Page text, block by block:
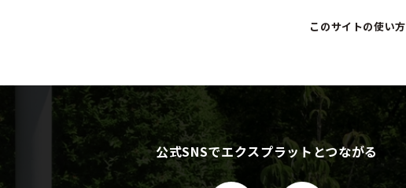
このサイトの使い方
公式SNSでエクスプラットとつながる